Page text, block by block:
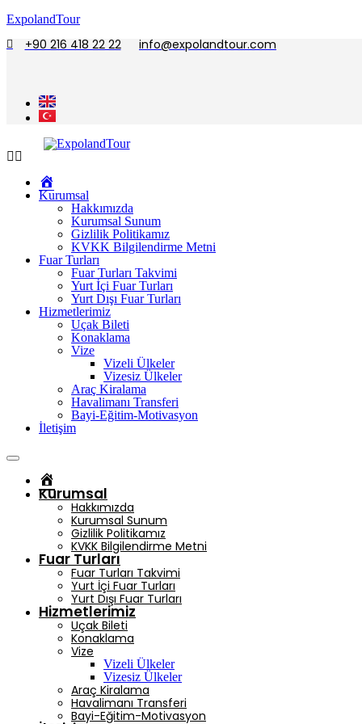
ExpolandTour
+90 216 418 22 22 info@expolandtour.com
Sayfa
Kurumsal
Hakkımızda
Kurumsal Sunum
Gizlilik Politikamız
KVKK Bilgilendirme Metni
Fuar Turları
Fuar Turları Takvimi
Yurt İçi Fuar Turları
Yurt Dışı Fuar Turları
Hizmetlerimiz
Uçak Bileti
Konaklama
Vize
Vizeli Ülkeler
Vizesiz Ülkeler
Araç Kiralama
Havalimanı Transferi
Bayi-Eğitim-Motivasyon
İletişim
Sayfa
Kurumsal
Hakkımızda
Kurumsal Sunum
Gizlilik Politikamız
KVKK Bilgilendirme Metni
Fuar Turları
Fuar Turları Takvimi
Yurt İçi Fuar Turları
Yurt Dışı Fuar Turları
Hizmetlerimiz
Uçak Bileti
Konaklama
Vize
Vizeli Ülkeler
Vizesiz Ülkeler
Araç Kiralama
Havalimanı Transferi
Bayi-Eğitim-Motivasyon